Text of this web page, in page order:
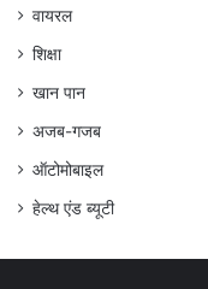
वायरल
शिक्षा
खान पान
अजब-गजब
ऑटोमोबाइल
हेल्थ एंड ब्यूटी